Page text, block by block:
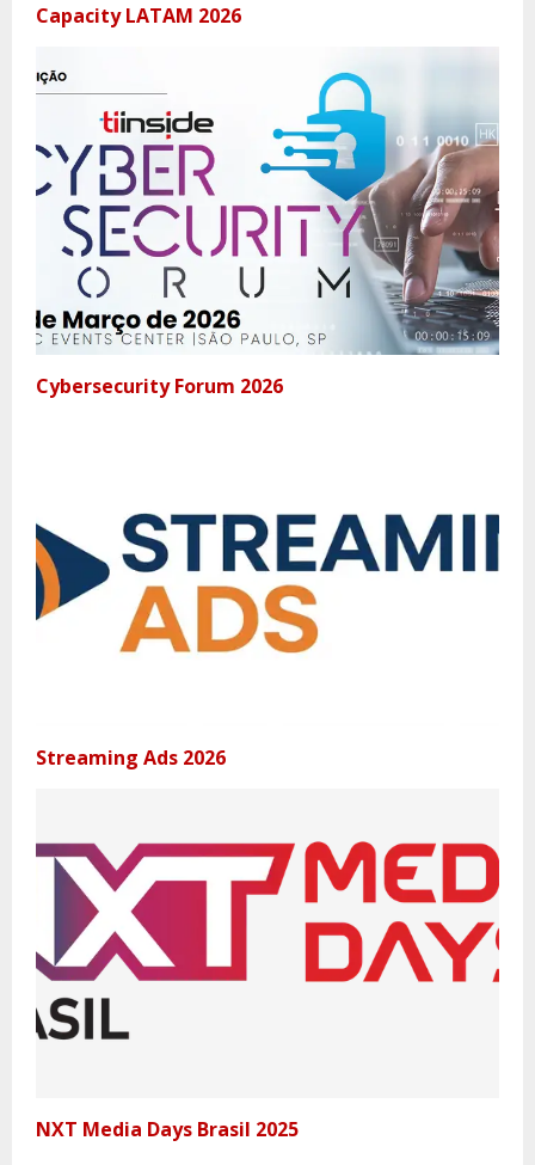
Capacity LATAM 2026
Cybersecurity Forum 2026
Streaming Ads 2026
NXT Media Days Brasil 2025